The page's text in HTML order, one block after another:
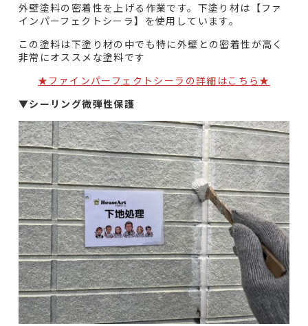
外壁塗料の密着性を上げる作業です。下塗り材は【ファ
インパーフェクトシーラ】を使用しています。
この塗料は下塗り材の中でも特に外壁との密着性が高く
非常にオススメな塗料です
★ファインパーフェクトシーラの詳細はこちら★
▼シーリング微弾性保護